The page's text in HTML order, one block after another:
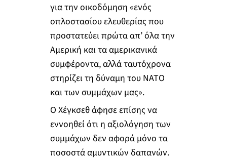
για την οικοδόμηση «ενός
οπλοστασίου ελευθερίας που
προστατεύει πρώτα απ’ όλα την
Αμερική και τα αμερικανικά
συμφέροντα, αλλά ταυτόχρονα
στηρίζει τη δύναμη του ΝΑΤΟ
και των συμμάχων μας».
Ο Χέγκσεθ άφησε επίσης να
εννοηθεί ότι η αξιολόγηση των
συμμάχων δεν αφορά μόνο τα
ποσοστά αμυντικών δαπανών.